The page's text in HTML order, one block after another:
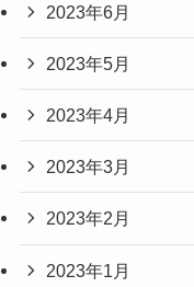
2023年6月
2023年5月
2023年4月
2023年3月
2023年2月
2023年1月